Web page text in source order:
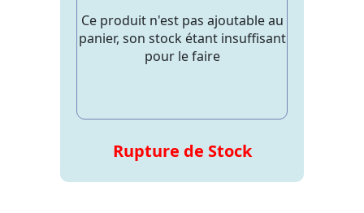
Ce produit n'est pas ajoutable au
panier, son stock étant insuffisant
pour le faire
Rupture de Stock